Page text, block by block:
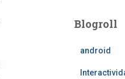
Blogroll
android